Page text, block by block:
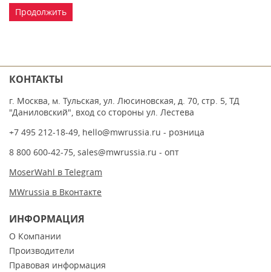
Продолжить
КОНТАКТЫ
г. Москва, м. Тульская, ул. Люсиновская, д. 70, стр. 5, ТД
"Даниловский", вход со стороны ул. Лестева
+7 495 212-18-49, hello@mwrussia.ru - розница
8 800 600-42-75, sales@mwrussia.ru - опт
MoserWahl в Telegram
MWrussia в Вконтакте
ИНФОРМАЦИЯ
О Компании
Производители
Правовая информация